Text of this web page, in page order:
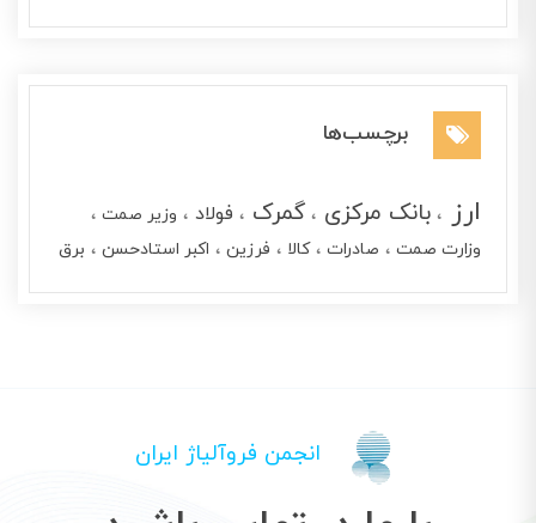
برچسب‌ها
ارز بانک مرکزی گمرک فولاد
وزیر صمت
وزارت صمت صادرات کالا فرزین اکبر استادحسن برق
انجمن فروآلیاژ ایران